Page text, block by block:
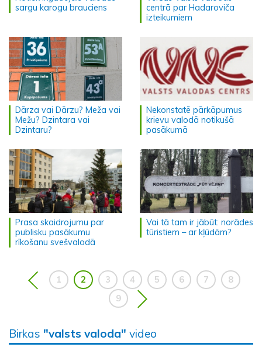
sargu karogu brauciens
centrā par Hadaroviča
izteikumiem
Dārza vai Dārzu? Meža vai
Mežu? Dzintara vai
Dzintaru?
Nekonstatē pārkāpumus
krievu valodā notikušā
pasākumā
Prasa skaidrojumu par
publisku pasākumu
rīkošanu svešvalodā
Vai tā tam ir jābūt: norādes
tūristiem – ar kļūdām?
1 2 3 4 5 6 7
8
9
Birkas "valsts valoda" video